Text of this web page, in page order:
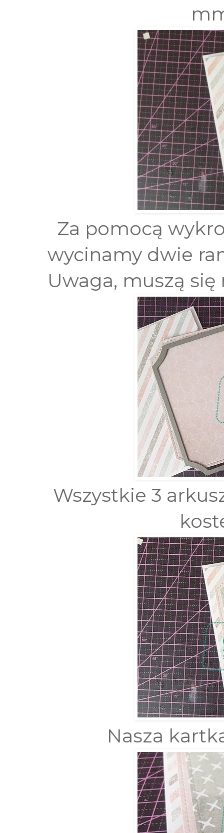
Za pomocą
wycinamy dwie
Uwaga, muszą
Wszystkie 3
Nasza